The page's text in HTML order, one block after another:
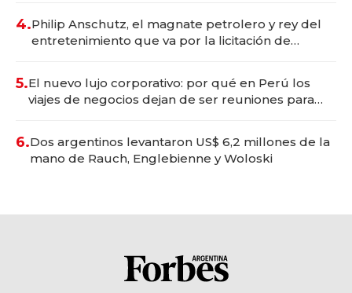
4.Philip Anschutz, el magnate petrolero y rey del
entretenimiento que va por la licitación de
5.El nuevo lujo corporativo: por qué en Perú los
viajes de negocios dejan de ser reuniones para
6.Dos argentinos levantaron US$ 6,2 millones de la
mano de Rauch, Englebienne y Woloski